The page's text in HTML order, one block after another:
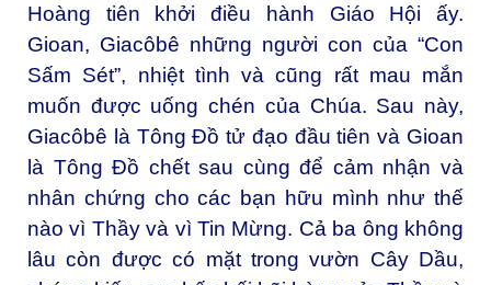
Hoàng tiên khởi điều hành Giáo Hội ấy.
Gioan, Giacôbê những người con của “Con
Sấm Sét”, nhiệt tình và cũng rất mau mắn
muốn được uống chén của Chúa. Sau này,
Giacôbê là Tông Đồ tử đạo đầu tiên và Gioan
là Tông Đồ chết sau cùng để cảm nhận và
nhân chứng cho các bạn hữu mình như thế
nào vì Thầy và vì Tin Mừng. Cả ba ông không
lâu còn được có mặt trong vườn Cây Dầu,